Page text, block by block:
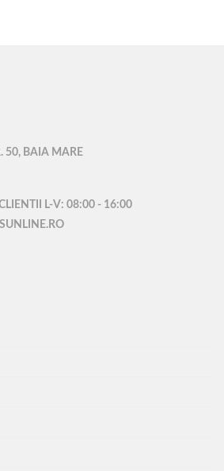
50, BAIA MARE
L-V: 08:00 - 16:00